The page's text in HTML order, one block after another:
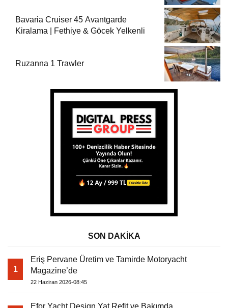
Bavaria Cruiser 45 Avantgarde
Kiralama | Fethiye & Göcek Yelkenli
Ruzanna 1 Trawler
SON DAKİKA
1
Eriş Pervane Üretim ve Tamirde Motoryacht
Magazine’de
22 Haziran 2026-08:45